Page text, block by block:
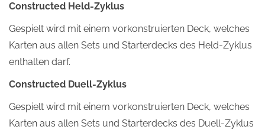
Constructed Held-Zyklus
Gespielt wird mit einem vorkonstruierten Deck, welches
Karten aus allen Sets und Starterdecks des Held-Zyklus
enthalten darf.
Constructed Duell-Zyklus
Gespielt wird mit einem vorkonstruierten Deck, welches
Karten aus allen Sets und Starterdecks des Duell-Zyklus